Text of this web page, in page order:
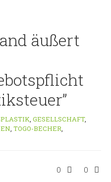
äußert
, GESELLSCHAFT,
, TOGO-BECHER,
0 0